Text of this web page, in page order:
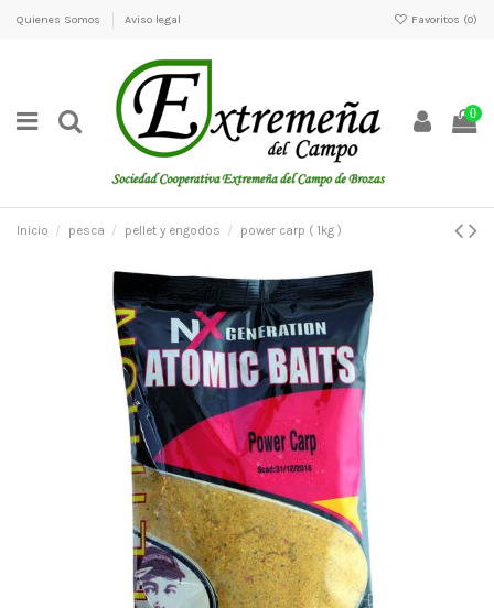
Quienes Somos Aviso legal Favoritos (0)
0
Inicio pesca pellet y engodos power carp ( 1kg )